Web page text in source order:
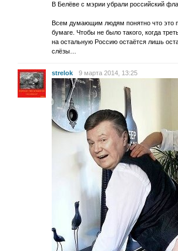
В Белёве с мэрии убрали российский
Всем думающим людям понятно что это
бумаге. Чтобы не было такого, когда
на остальную Россию остаётся лишь
слёзы…
strelok 9 марта 2014, 13:25